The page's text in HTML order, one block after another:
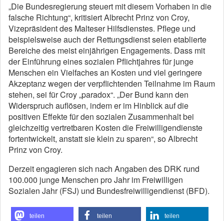
„Die Bundesregierung steuert mit diesem Vorhaben in die
falsche Richtung“, kritisiert Albrecht Prinz von Croy,
Vizepräsident des Malteser Hilfsdienstes. Pflege und
beispielsweise auch der Rettungsdienst seien etablierte
Bereiche des meist einjährigen Engagements. Dass mit
der Einführung eines sozialen Pflichtjahres für junge
Menschen ein Vielfaches an Kosten und viel geringere
Akzeptanz wegen der verpflichtenden Teilnahme im Raum
stehen, sei für Croy „paradox“. „Der Bund kann den
Widerspruch auflösen, indem er im Hinblick auf die
positiven Effekte für den sozialen Zusammenhalt bei
gleichzeitig vertretbaren Kosten die Freiwilligendienste
fortentwickelt, anstatt sie klein zu sparen“, so Albrecht
Prinz von Croy.
Derzeit engagieren sich nach Angaben des DRK rund
100.000 junge Menschen pro Jahr im Freiwilligen
Sozialen Jahr (FSJ) und Bundesfreiwilligendienst (BFD).
teilen teilen teilen